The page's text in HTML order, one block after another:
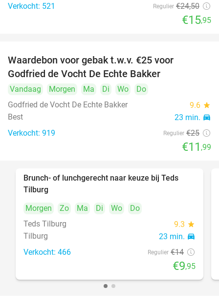
Verkocht: 521 Regulier €24,50
€15,95
Waardebon voor gebak t.w.v. €25 voor
Godfried de Vocht De Echte Bakker
Vandaag Morgen Ma Di Wo
Do
Godfried de Vocht De Echte Bakker
9.6 star
Best 23 min. directions_car
Verkocht: 919 Regulier €25
€11 ,99
Brunch- of lunchgerecht naar keuze bij Teds
Tilburg
Morgen
Zo Ma Di Wo
Do
Teds Tilburg
9.3 star
Tilburg 23 min. directions_car
Verkocht: 466 Regulier €14
€9,95